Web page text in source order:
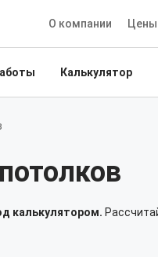
О компании Цены
Калькулятор
калькулятором.